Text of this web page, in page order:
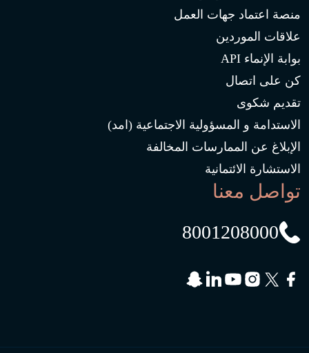
منصة اعتماد جهات العمل
علاقات الموردين
بوابة الإنماء API
كن على اتصال
تقديم شكوى
الاستدامة و المسؤولية الاجتماعية (امد)
الإبلاغ عن الممارسات المخالفة
الاستشارة الائتمانية
تواصل معنا
8001208000